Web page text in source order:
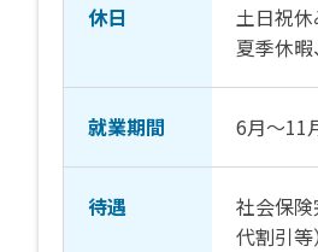
休日
土日祝休
夏季休
就業期間 6月～11
待遇
社会保
代割引